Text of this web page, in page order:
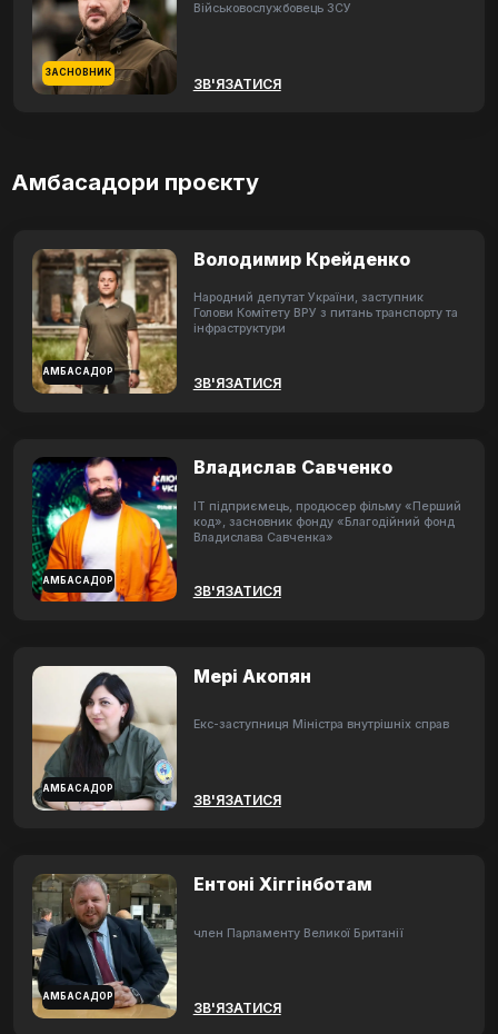
ЗАСНОВНИК
Військовослужбовець ЗСУ
ЗВ'ЯЗАТИСЯ
Амбасадори проєкту
АМБАСАДОР
Володимир Крейденко
Народний депутат України, заступник
Голови Комітету ВРУ з питань транспорту та
інфраструктури
ЗВ'ЯЗАТИСЯ
АМБАСАДОР
Владислав Савченко
ІТ підприємець, продюсер фільму «Перший
код», засновник фонду «Благодійний фонд
Владислава Савченка»
ЗВ'ЯЗАТИСЯ
АМБАСАДОР
Мері Акопян
Екс-заступниця Міністра внутрішніх справ
ЗВ'ЯЗАТИСЯ
АМБАСАДОР
Ентоні Хіггінботам
член Парламенту Великої Британії
ЗВ'ЯЗАТИСЯ